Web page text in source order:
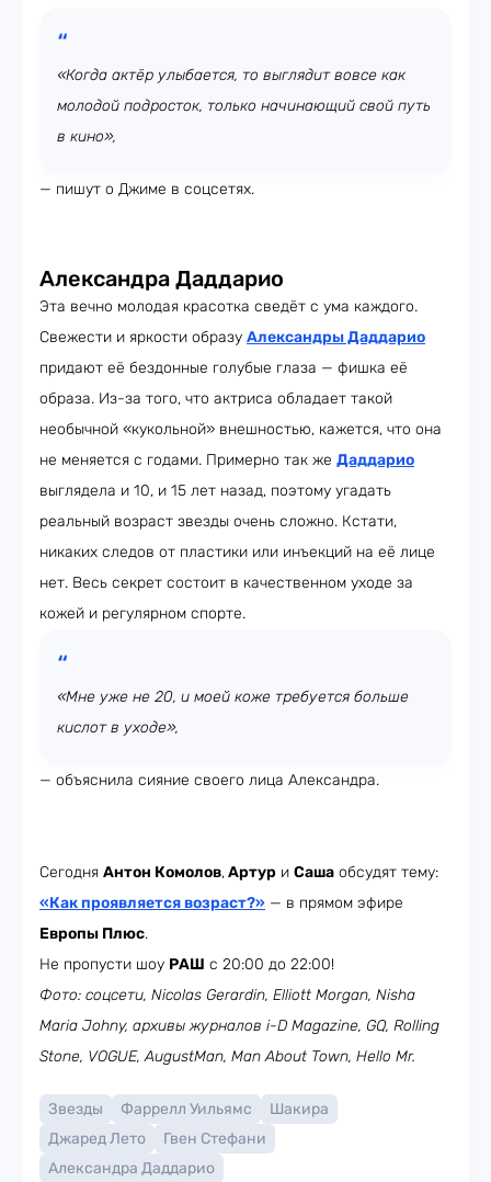
«Когда актёр улыбается, то выглядит вовсе как
молодой подросток, только начинающий свой путь
в кино»,
— пишут о Джиме в соцсетях.
Александра Даддарио
Эта вечно молодая красотка сведёт с ума каждого.
Свежести и яркости образу Александры Даддарио
придают её бездонные голубые глаза — фишка её
образа. Из-за того, что актриса обладает такой
необычной «кукольной» внешностью, кажется, что она
не меняется с годами. Примерно так же Даддарио
выглядела и 10, и 15 лет назад, поэтому угадать
реальный возраст звезды очень сложно. Кстати,
никаких следов от пластики или инъекций на её лице
нет. Весь секрет состоит в качественном уходе за
кожей и регулярном спорте.
«Мне уже не 20, и моей коже требуется больше
кислот в уходе»,
— объяснила сияние своего лица Александра.
Сегодня Антон Комолов,Артур и Саша обсудят тему:
«Как проявляется возраст?» — в прямом эфире
Европы Плюс.
Не пропусти шоу РАШ с 20:00 до 22:00!
Фото: соцсети, Nicolas Gerardin, Elliott Morgan, Nisha
Maria Johny, архивы журналов i-D Magazine, GQ, Rolling
Stone, VOGUE, AugustMan, Man About Town, Hello Mr.
Звезды Фаррелл Уильямс
Шакира
Джаред Лето
Гвен Стефани
Александра Даддарио